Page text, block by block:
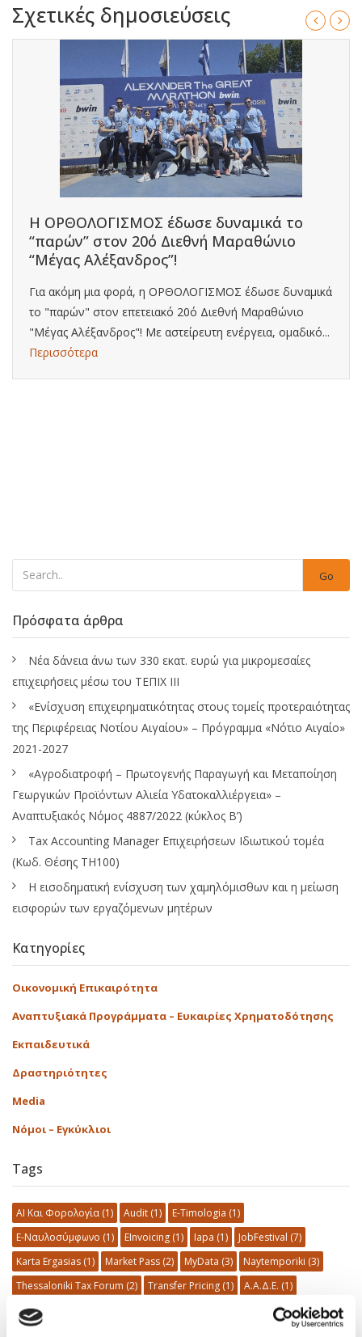
Σχετικές δημοσιεύσεις
Η ΟΡΘΟΛΟΓΙΣΜΟΣ έδωσε δυναμικά το
“παρών” στον 20ό Διεθνή Μαραθώνιο
“Μέγας Αλέξανδρος”!
Για ακόμη μια φορά, η ΟΡΘΟΛΟΓΙΣΜΟΣ έδωσε δυναμικά
το "παρών" στον επετειακό 20ό Διεθνή Μαραθώνιο
"Μέγας Αλέξανδρος"! Με αστείρευτη ενέργεια, ομαδικό...
Περισσότερα
Go
Πρόσφατα άρθρα
Νέα δάνεια άνω των 330 εκατ. ευρώ για μικρομεσαίες
επιχειρήσεις μέσω του ΤΕΠΙΧ ΙΙΙ
«Ενίσχυση επιχειρηματικότητας στους τομείς προτεραιότητας
της Περιφέρειας Νοτίου Αιγαίου» – Πρόγραμμα «Νότιο Αιγαίο»
2021-2027
«Αγροδιατροφή – Πρωτογενής Παραγωγή και Μεταποίηση
Γεωργικών Προϊόντων Αλιεία Υδατοκαλλιέργεια» –
Αναπτυξιακός Νόμος 4887/2022 (κύκλος Β’)
Tax Accounting Manager Επιχειρήσεων Ιδιωτικού τομέα
(Κωδ. Θέσης ΤΗ100)
Η εισοδηματική ενίσχυση των χαμηλόμισθων και η μείωση
εισφορών των εργαζόμενων μητέρων
Κατηγορίες
Οικονομική Επικαιρότητα
Αναπτυξιακά Προγράμματα – Ευκαιρίες Χρηματοδότησης
Εκπαιδευτικά
Δραστηριότητες
Media
Νόμοι – Εγκύκλιοι
Tags
AI Και Φορολογία (1) Audit (1) E-Timologia (1)
E-Ναυλοσύμφωνο (1) EInvoicing (1) Iapa (1) JobFestival (7)
Karta Ergasias (1) Market Pass (2) MyData (3) Naytemporiki (3)
Thessaloniki Tax Forum (2) Transfer Pricing (1) Α.Α.Δ.Ε. (1)
Α.Π. 54789
Δημόσια Περιουσία(1)